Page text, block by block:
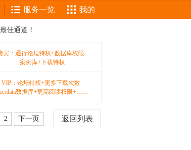
服务一览 我的
佳通道！
宾：通行论坛特权+数据库权限
+案例库+下载特权
VIP：论坛特权+更多下载次数
数据库+更高阅读权限+……
返回列表
2 下一页